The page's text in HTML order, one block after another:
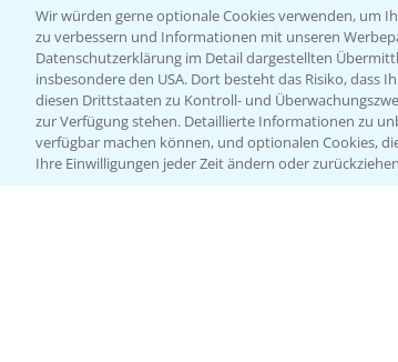
Wir würden gerne optionale Cookies verwenden, um
zu verbessern und Informationen mit unseren
Datenschutzerklärung im Detail dargestellten
insbesondere den USA. Dort besteht das Risiko,
diesen Drittstaaten zu Kontroll- und
zur Verfügung stehen. Detaillierte Informationen zu
verfügbar machen können, und optionalen Cookies,
Ihre Einwilligungen jeder Zeit ändern oder